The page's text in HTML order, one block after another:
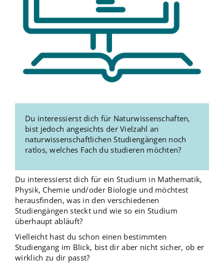
Du interessierst dich für Naturwissenschaften,
bist jedoch angesichts der Vielzahl an
naturwissenschaftlichen Studiengängen noch
ratlos, welches Fach du studieren möchten?
Du interessierst dich für ein Studium in Mathematik,
Physik, Chemie und/oder Biologie und möchtest
herausfinden, was in den verschiedenen
Studiengängen steckt und wie so ein Studium
überhaupt abläuft?
Vielleicht hast du schon einen bestimmten
Studiengang im Blick, bist dir aber nicht sicher, ob er
wirklich zu dir passt?